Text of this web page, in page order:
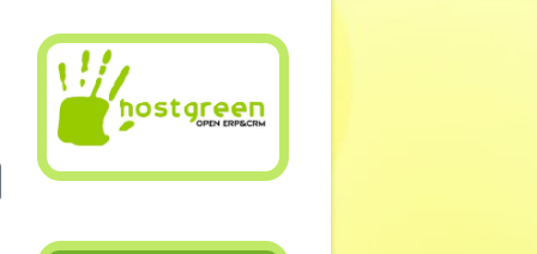
Nueva Tienda Online Hostgreen